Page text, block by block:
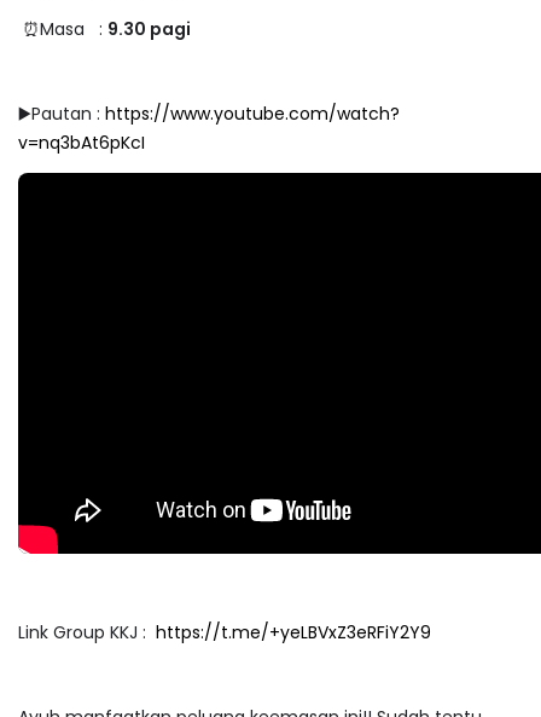
⏰Masa : 9.30 pagi
▶️Pautan : https://www.youtube.com/watch?
v=nq3bAt6pKcI
Link Group KKJ : https://t.me/+yeLBVxZ3eRFiY2Y9